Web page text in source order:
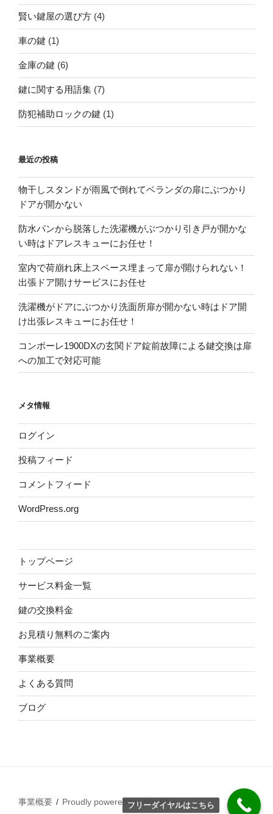
賢い鍵屋の選び方 (4)
車の鍵 (1)
金庫の鍵 (6)
鍵に関する用語集 (7)
防犯補助ロックの鍵 (1)
最近の投稿
物干しスタンドが雨風で倒れてベランダの扉にぶつかり
ドアが開かない
防水パンから脱落した洗濯機がぶつかり引き戸が開かな
い時はドアレスキューにお任せ！
室内で荷崩れ床上スペース埋まって扉が開けられない！
出張ドア開けサービスにお任せ
洗濯機がドアにぶつかり洗面所扉が開かない時はドア開
け出張レスキューにお任せ！
コンポーレ1900DXの玄関ドア錠前故障による鍵交換は扉
への加工で対応可能
メタ情報
ログイン
投稿フィード
コメントフィード
WordPress.org
トップページ
サービス料金一覧
鍵の交換料金
お見積り無料のご案内
事業概要
よくある質問
ブログ
事業概要 Proudly powered by WordPress
フリーダイヤルはこちら